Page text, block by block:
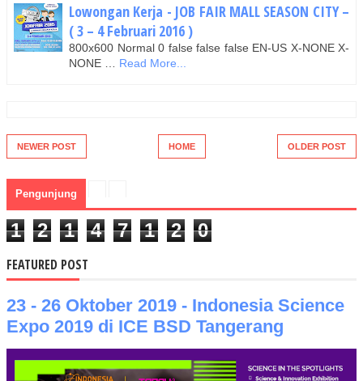
Lowongan Kerja - JOB FAIR MALL SEASON CITY –
( 3 – 4 Februari 2016 )
800x600 Normal 0 false false false EN-US X-NONE X-
NONE …
Read More...
NEWER POST OLDER POST
HOME
Pengunjung
1 2 1 4 7 1 2 0
FEATURED POST
23 - 26 Oktober 2019 - Indonesia Science
Expo 2019 di ICE BSD Tangerang